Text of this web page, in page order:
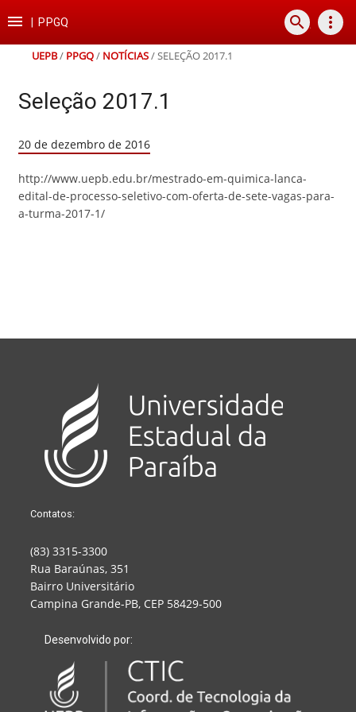
para
conteúdo
para
para
para
rodapé
 PPGQ search more_vert
UEPB/ PPGQ/ NOTÍCIAS/SELEÇÃO 2017.1
Seleção 2017.1
20 de dezembro de 2016
http://www.uepb.edu.br/mestrado-em-quimica-lanca-
edital-de-processo-seletivo-com-oferta-de-sete-vagas-para-
a-turma-2017-1/
Contatos:
(83) 3315-3300
Rua Baraúnas, 351
Bairro Universitário
Campina Grande-PB, CEP 58429-500
Desenvolvido por: